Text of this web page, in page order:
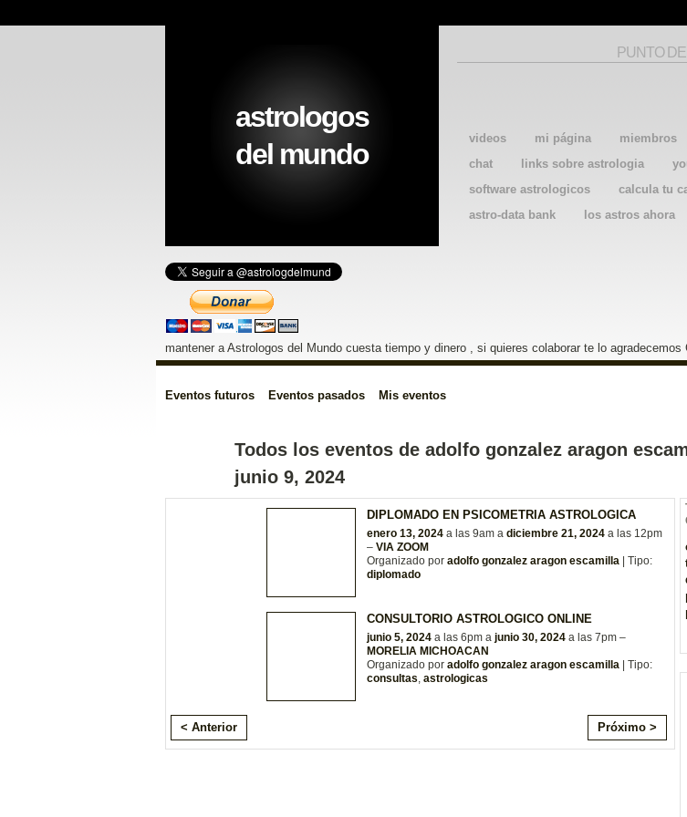
videos mi página miembros
chat
links sobre astrologia
software astrologicos
calcula tu
astro-data bank
los astros ahora
astrologos
del mundo
PUNTO
mantener a Astrologos del Mundo cuesta tiempo y dinero , si quieres colaborar te lo
Eventos futuros Eventos pasados Mis eventos
Todos los eventos de adolfo gonzalez aragon
junio 9, 2024
DIPLOMADO EN PSICOMETRIA ASTROLOGICA
enero 13, 2024 a las 9am a diciembre 21, 2024 a las 12pm
– VIA ZOOM
Organizado por adolfo gonzalez aragon escamilla | Tipo:
diplomado
CONSULTORIO ASTROLOGICO ONLINE
junio 5, 2024 a las 6pm a junio 30, 2024 a las 7pm –
MORELIA MICHOACAN
Organizado por adolfo gonzalez aragon escamilla | Tipo:
consultas, astrologicas
< Anterior Próximo >